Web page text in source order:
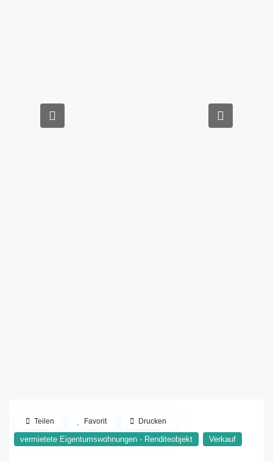
vermietete Eigentumswohnungen - Renditeobjekt Verkauf
Teilen Favorit Drucken